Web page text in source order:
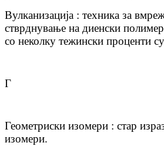
Вулканизација : техника за
стврднување на диенски
со неколку тежински проценти
Г
Геометриски изомери : стар
изомери.